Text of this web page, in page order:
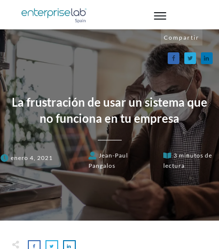
Compartir
La frustración de usar un sistema que
no funciona en tu empresa
enero 4, 2021
Jean-Paul
Pangalos
3minutos de
lectura